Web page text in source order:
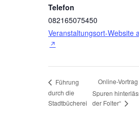
Telefon
082165075450
Veranstaltungsort-Website
Führung
durch die
Stadtbücherei
Online-
Spuren
der Folter“